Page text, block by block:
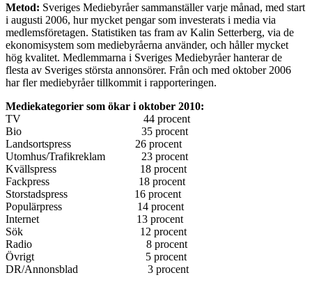
Metod: Sveriges Mediebyråer sammanställer varje månad, med start
i augusti 2006, hur mycket pengar som investerats i media via
medlemsföretagen. Statistiken tas fram av Kalin Setterberg, via de
ekonomisystem som mediebyråerna använder, och håller mycket
hög kvalitet. Medlemmarna i Sveriges Mediebyråer hanterar de
flesta av Sveriges största annonsörer. Från och med oktober 2006
har fler mediebyråer tillkommit i rapporteringen.
Mediekategorier som ökar i oktober 2010:
TV 44 procent
Bio 35 procent
Landsortspress 26 procent
Utomhus/Trafikreklam 23 procent
Kvällspress 18 procent
Fackpress 18 procent
Storstadspress 16 procent
Populärpress 14 procent
Internet 13 procent
Sök 12 procent
Radio 8 procent
Övrigt 5 procent
DR/Annonsblad 3 procent